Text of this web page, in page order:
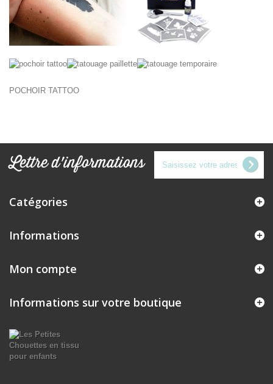
POCHOIR TATTOO
Lettre d'informations
Catégories
Informations
Mon compte
Informations sur votre boutique